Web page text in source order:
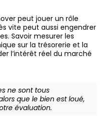
peut jouer un rôle
vite peut aussi engendrer
Savoir mesurer les
sur la trésorerie et la
l’intérêt réel du marché
ne sont tous
que le bien est loué,
évaluation.